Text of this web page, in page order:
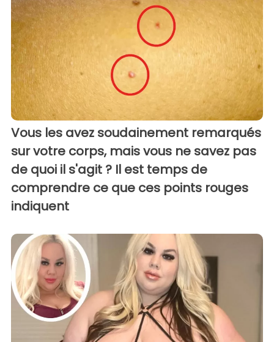
Vous les avez soudainement remarqués
sur votre corps, mais vous ne savez pas
de quoi il s'agit ? Il est temps de
comprendre ce que ces points rouges
indiquent